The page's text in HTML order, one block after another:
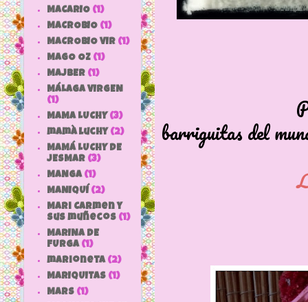
Planeta
barriguitas del
La
MACARIO (1)
MACROBIO (1)
MACROBIO VIR (1)
MAGO OZ (1)
MAJBER (1)
MÁLAGA VIRGEN
(1)
MAMA LUCHY (3)
mamà luchy (2)
MAMÁ LUCHY DE
JESMAR (3)
MANGA (1)
MANIQUÍ (2)
Mari Carmen y
sus muñecos (1)
MARINA DE
FURGA (1)
marioneta (2)
MARIQUITAS (1)
MARS (1)